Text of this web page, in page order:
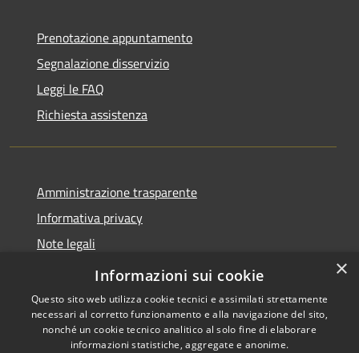
Prenotazione appuntamento
Segnalazione disservizio
Leggi le FAQ
Richiesta assistenza
Amministrazione trasparente
Informativa privacy
Note legali
Dichiarazione di accessibilità
Copyright © 2026 • Comune di
×
Informazioni sui cookie
Questo sito web utilizza cookie tecnici e assimilati strettamente
necessari al corretto funzionamento e alla navigazione del sito,
nonché un cookie tecnico analitico al solo fine di elaborare
informazioni statistiche, aggregate e anonime.